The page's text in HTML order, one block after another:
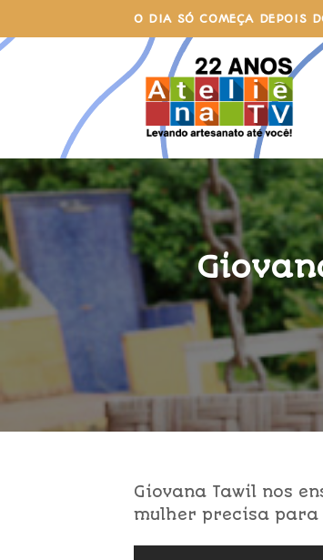
to
content
O DIA SÓ COMEÇA DEPOIS
Giovana Tawil nos
mulher precisa para